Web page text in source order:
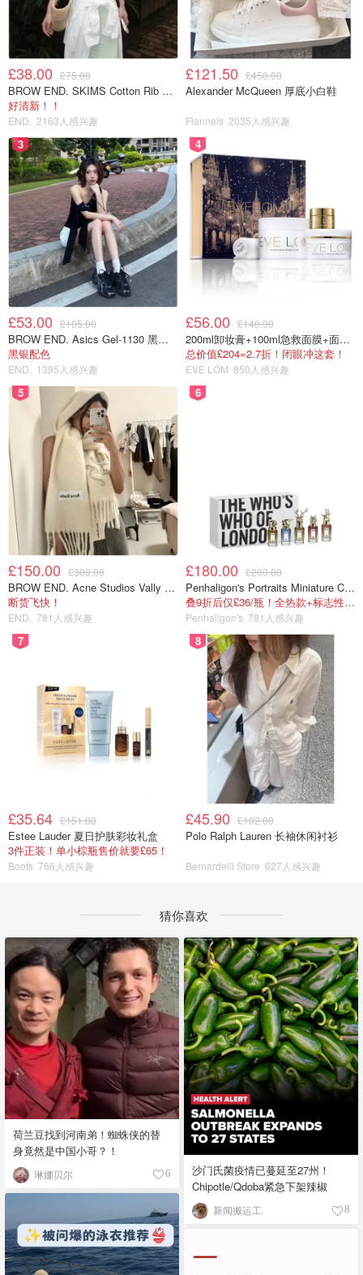
£38.00 £75.00
BROW END. SKIMS Cotton Rib 长款背心连衣裙 薄荷绿
好清新！！
END. 2163人感兴趣
£121.50 £450.00
Alexander McQueen 厚底小白鞋
Flannels 2035人感兴趣
3
£53.00 £105.00
BROW END. Asics Gel-1130 黑色运动鞋
黑银配色
END. 1395人感兴趣
4
£56.00 £140.00
200ml卸妆膏+100ml急救面膜+面霜+洁颜布
总价值£204=2.7折！闭眼冲这套！
EVE LOM 850人感兴趣
5
£150.00 £300.00
BROW END. Acne Studios Vally 刺绣围巾 白色
断货飞快！
END. 781人感兴趣
6
£180.00 £200.00
Penhaligon's Portraits Miniature Collection 香氛套装 5瓶装
叠9折后仅£36/瓶！全热款+标志性兽首头
Penhaligon's 781人感兴趣
7
£35.64 £151.00
Estee Lauder 夏日护肤彩妆礼盒
3件正装！单小棕瓶售价就要£65！
Boots 766人感兴趣
8
£45.90 £102.00
Polo Ralph Lauren 长袖休闲衬衫
Bernardelli Store 627人感兴趣
猜你喜欢
荷兰豆找到河南弟！蜘蛛侠的替
身竟然是中国小哥？！
琳娜贝尔 6
沙门氏菌疫情已蔓延至27州！
Chipotle/Qdoba紧急下架辣椒
新闻搬运工 8